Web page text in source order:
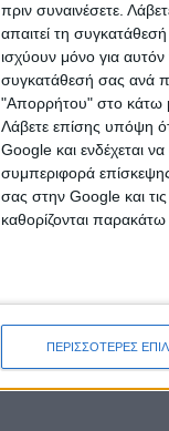
πριν συναινέσετε.
απαιτεί τη
ισχύουν μόνο για
συγκατάθεσή σας ανά
"Απορρήτου" στο κάτω
Λάβετε επίσης υπόψη
Google και ενδέχεται
συμπεριφορά
σας στην Google και
καθορίζονται
ΠΕΡΙΣΣΟΤΕΡΕΣ